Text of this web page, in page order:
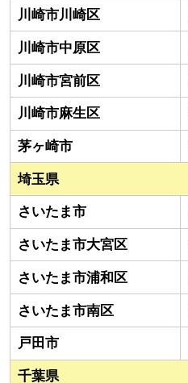
川崎市川崎区
川崎市中原区
川崎市宮前区
川崎市麻生区
茅ヶ崎市
埼玉県
さいたま市
さいたま市大宮区
さいたま市浦和区
さいたま市南区
戸田市
千葉県